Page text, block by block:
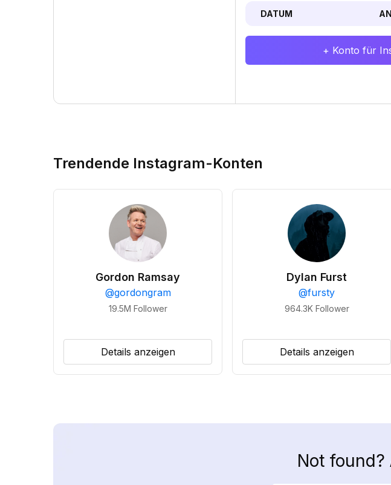
DATUM
+ Konto für
Trendende Instagram-Konten
Gordon Ramsay
@gordongram
19.5M Follower
Details anzeigen
Dylan Furst
@fursty
964.3K Follower
Details anzeigen
Not